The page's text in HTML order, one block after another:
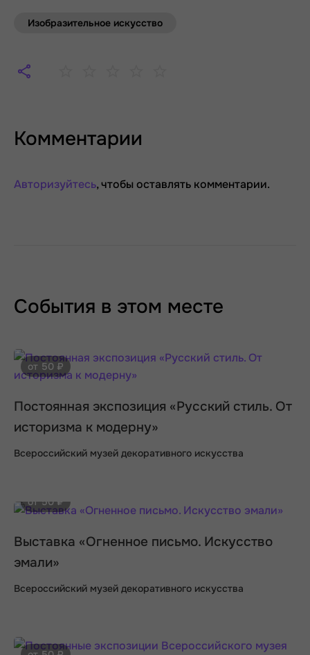
Изобразительное искусство
Комментарии
Авторизуйтесь, чтобы оставлять комментарии.
События в этом месте
от 50 ₽
Постоянная экспозиция «Русский стиль. От
историзма к модерну»
Всероссийский музей декоративного искусства
от 50 ₽
Выставка «Огненное письмо. Искусство
эмали»
Всероссийский музей декоративного искусства